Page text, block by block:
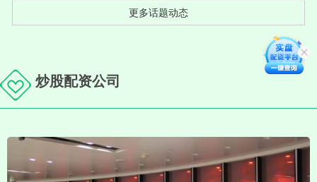
更多话题动态
炒股配资公司